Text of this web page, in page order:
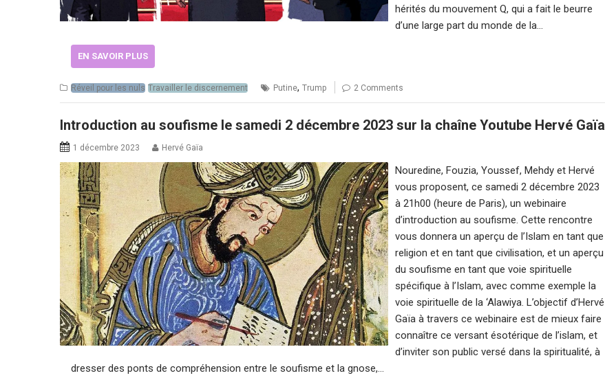
hérités du mouvement Q, qui a fait le beurre
d’une large part du monde de la…
EN SAVOIR PLUS
Réveil pour les nuls Travailler le discernement Putine, Trump 2 Comments
Introduction au soufisme le samedi 2 décembre 2023 sur la chaîne Youtube Hervé Gaïa
1 décembre 2023 Hervé Gaïa
Nouredine, Fouzia, Youssef, Mehdy et Hervé
vous proposent, ce samedi 2 décembre 2023
à 21h00 (heure de Paris), un webinaire
d’introduction au soufisme. Cette rencontre
vous donnera un aperçu de l’Islam en tant que
religion et en tant que civilisation, et un aperçu
du soufisme en tant que voie spirituelle
spécifique à l’Islam, avec comme exemple la
voie spirituelle de la ‘Alawiya. L’objectif d’Hervé
Gaïa à travers ce webinaire est de mieux faire
connaître ce versant ésotérique de l’islam, et
d’inviter son public versé dans la spiritualité, à
dresser des ponts de compréhension entre le soufisme et la gnose,…